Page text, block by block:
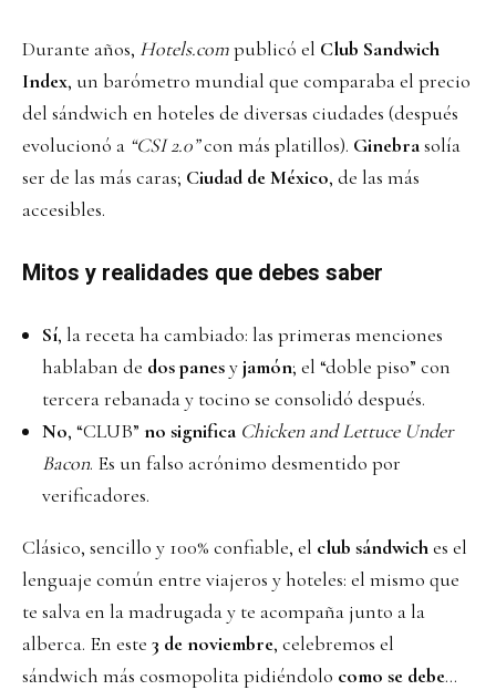
Durante años, Hotels.compublicó el Club Sandwich
Index, un barómetro mundial que comparaba el precio
del sándwich en hoteles de diversas ciudades (después
evolucionó a “CSI 2.0”con más platillos). Ginebrasolía
ser de las más caras; Ciudad de México, de las más
accesibles.
Mitos y realidades que debes saber
Sí, la receta ha cambiado: las primeras menciones
hablaban de dos panesyjamón; el “doble piso” con
tercera rebanada y tocino se consolidó después.
No, “CLUB” no significa Chicken and Lettuce Under
Bacon. Es un falso acrónimo desmentido por
verificadores.
Clásico, sencillo y 100% confiable, el club sándwiches el
lenguaje común entre viajeros y hoteles: el mismo que
te salva en la madrugada y te acompaña junto a la
alberca. En este 3 de noviembre, celebremos el
sándwich más cosmopolita pidiéndolo como se debe…